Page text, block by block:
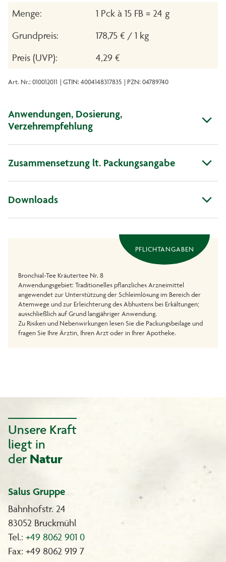
Menge:
1 Pck à 15 FB = 24 g
Grundpreis:
178,75 € / 1 kg
Preis (UVP):
4,29 €
Art. Nr.: 010012011 | GTIN: 4004148317835 | PZN: 04789740
Anwendungen, Dosierung,
Verzehrempfehlung
Zusammensetzung lt. Packungsangabe
Downloads
PFLICHTANGABEN
Bronchial-Tee Kräutertee Nr. 8
Anwendungsgebiet: Traditionelles pflanzliches Arzneimittel
angewendet zur Unterstützung der Schleimlösung im Bereich der
Atemwege und zur Erleichterung des Abhustens bei Erkältungen;
ausschließlich auf Grund langjähriger Anwendung.
Zu Risiken und Nebenwirkungen lesen Sie die Packungsbeilage und
fragen Sie Ihre Ärztin, Ihren Arzt oder in Ihrer Apotheke.
Unsere Kraft
liegt in
der Natur
Salus Gruppe
Bahnhofstr. 24
83052 Bruckmühl
Tel.: +49 8062 901 0
Fax: +49 8062 919 7